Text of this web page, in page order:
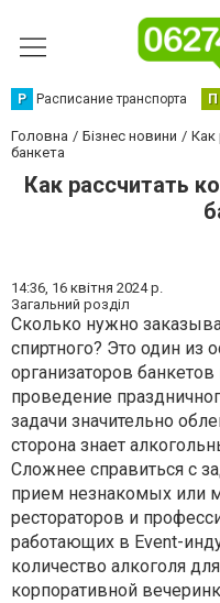
Р Расписание транспорта П
Головна Бізнес новини
Как
банкета
Как рассчитать
14:36, 16 квітня 2024 р.
Загальний розділ
Сколько нужно
спиртного? Это один
организаторов
проведение
задачи значительно
сторона знает
Сложнее справиться с
прием незнакомых или
рестораторов и
работающих в Event-
количество алкоголя
корпоративной